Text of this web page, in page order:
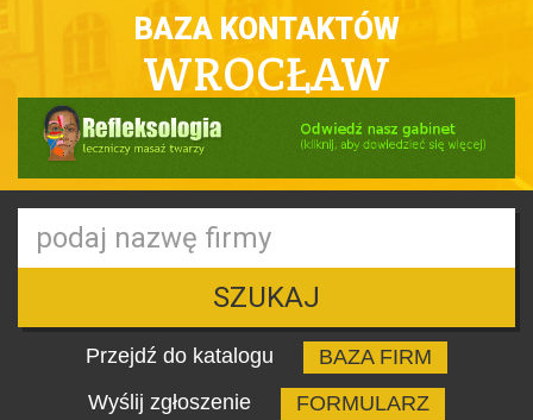
BAZA KONTAKTÓW
WROCŁAW
SZUKAJ
Przejdź do katalogu
BAZA FIRM
Wyślij zgłoszenie
FORMULARZ